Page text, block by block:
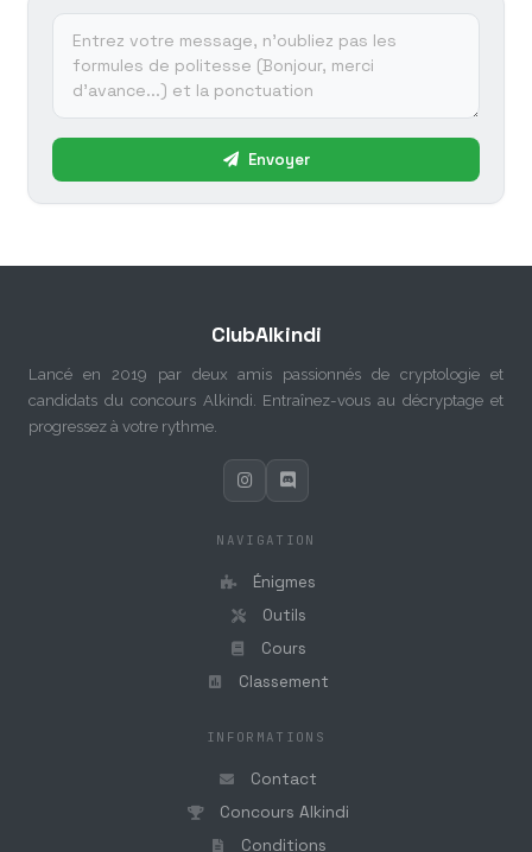
Envoyer
ClubAlkindi
Lancé en 2019 par deux amis passionnés de cryptologie et
candidats du concours Alkindi. Entraînez-vous au décryptage et
progressez à votre rythme.
NAVIGATION
Énigmes
Outils
Cours
Classement
INFORMATIONS
Contact
Concours Alkindi
Conditions